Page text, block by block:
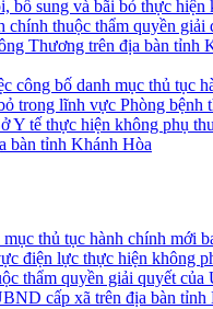
bổ sung và bãi bỏ thực hiện
chính thuộc thẩm quyền giải
Thương trên địa bàn tỉnh
bố danh mục thủ tục
trong lĩnh vực Phòng bệnh
Y tế thực hiện không phụ
bàn tỉnh Khánh Hòa
thủ tục hành chính mới
điện lực thực hiện không
thẩm quyền giải quyết
cấp xã trên địa bàn tỉnh